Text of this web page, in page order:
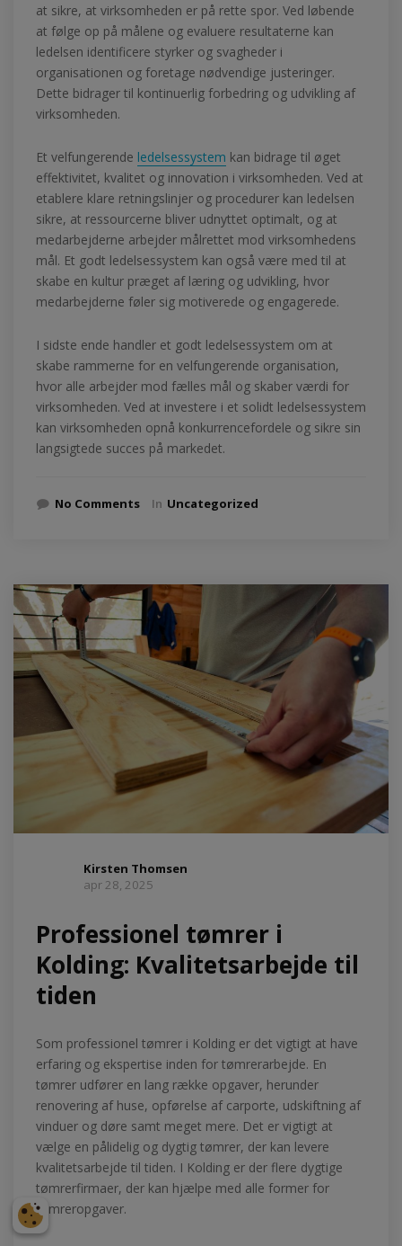
at sikre, at virksomheden er på rette spor. Ved løbende
at følge op på målene og evaluere resultaterne kan
ledelsen identificere styrker og svagheder i
organisationen og foretage nødvendige justeringer.
Dette bidrager til kontinuerlig forbedring og udvikling af
virksomheden.
Et velfungerende ledelsessystem kan bidrage til øget
effektivitet, kvalitet og innovation i virksomheden. Ved at
etablere klare retningslinjer og procedurer kan ledelsen
sikre, at ressourcerne bliver udnyttet optimalt, og at
medarbejderne arbejder målrettet mod virksomhedens
mål. Et godt ledelsessystem kan også være med til at
skabe en kultur præget af læring og udvikling, hvor
medarbejderne føler sig motiverede og engagerede.
I sidste ende handler et godt ledelsessystem om at
skabe rammerne for en velfungerende organisation,
hvor alle arbejder mod fælles mål og skaber værdi for
virksomheden. Ved at investere i et solidt ledelsessystem
kan virksomheden opnå konkurrencefordele og sikre sin
langsigtede succes på markedet.
No Comments In Uncategorized
Kirsten Thomsen
apr 28, 2025
Professionel tømrer i
Kolding: Kvalitetsarbejde til
tiden
Som professionel tømrer i Kolding er det vigtigt at have
erfaring og ekspertise inden for tømrerarbejde. En
tømrer udfører en lang række opgaver, herunder
renovering af huse, opførelse af carporte, udskiftning af
vinduer og døre samt meget mere. Det er vigtigt at
vælge en pålidelig og dygtig tømrer, der kan levere
kvalitetsarbejde til tiden. I Kolding er der flere dygtige
tømrerfirmaer, der kan hjælpe med alle former for
tømreropgaver.